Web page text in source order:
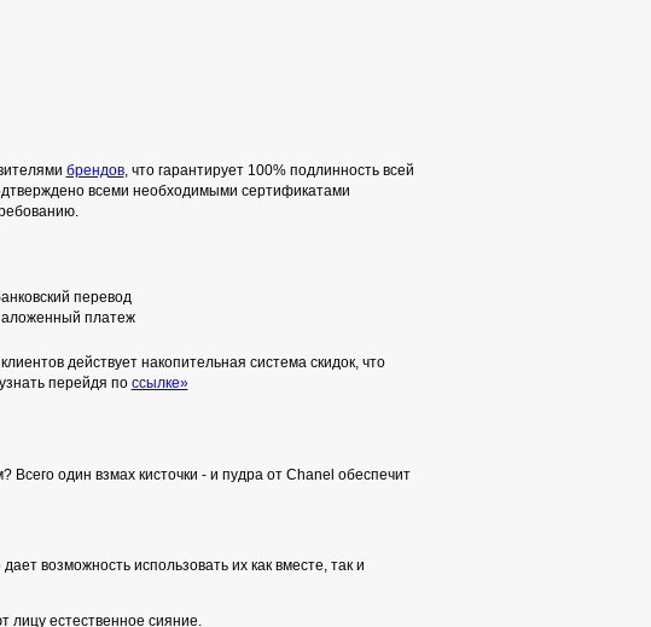
брендов, что гарантирует 100% подлинность всей
всеми необходимыми сертификатами
перевод
платеж
действует накопительная система скидок, что
перейдя по ссылке»
один взмах кисточки - и пудра от Chanel обеспечит
возможность использовать их как вместе, так и
лицу естественное сияние.